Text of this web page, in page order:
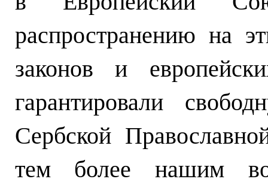
распространению на
законов и
гарантировали
Сербской
тем более нашим